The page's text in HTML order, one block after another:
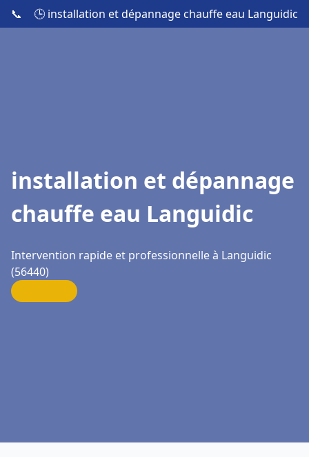
📞 🕒 installation et dépannage chauffe eau Languidic
installation et dépannage
chauffe eau Languidic
Intervention rapide et professionnelle à Languidic
(56440)